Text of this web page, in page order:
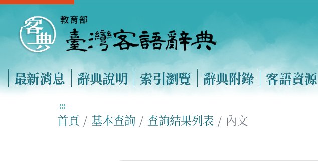
最新消息 辭典說明 索引瀏覽 辭典附錄 客語資源
:::
首頁 基本查詢 查詢結果列表 內文